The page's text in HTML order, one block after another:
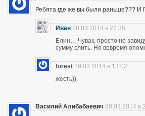
Ребята где же вы были раньше??? И
Иван 28.03.2014 в 22:35
Блин… Чувак, просто не
сумму слить. Но вовремя
forest 29.03.2014 в 13:02
жесть))
Василий Алибабаевич 28.03.2014 в